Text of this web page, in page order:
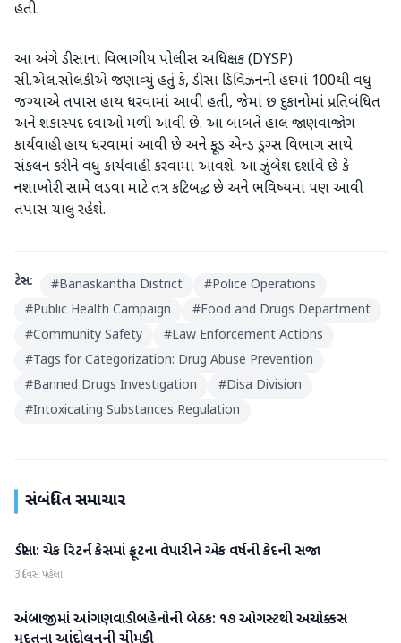
હતી.
આ અંગે ડીસાના વિભાગીય પોલીસ અધિક્ષક (DYSP)
સી.એલ.સોલંકીએ જણાવ્યું હતું કે, ડીસા ડિવિઝનની હદમાં 100થી વધુ
જગ્યાએ તપાસ હાથ ધરવામાં આવી હતી, જેમાં છ દુકાનોમાં પ્રતિબંધિત
અને શંકાસ્પદ દવાઓ મળી આવી છે. આ બાબતે હાલ જાણવાજોગ
કાર્યવાહી હાથ ધરવામાં આવી છે અને ફૂડ એન્ડ ડ્રગ્સ વિભાગ સાથે
સંકલન કરીને વધુ કાર્યવાહી કરવામાં આવશે. આ ઝુંબેશ દર્શાવે છે કે
નશાખોરી સામે લડવા માટે તંત્ર કટિબદ્ધ છે અને ભવિષ્યમાં પણ આવી
તપાસ ચાલુ રહેશે.
ટેગ્સ: #Banaskantha District #Police Operations
#Public Health Campaign #Food and Drugs Department
#Community Safety #Law Enforcement Actions
#Tags for Categorization: Drug Abuse Prevention
#Banned Drugs Investigation #Disa Division
#Intoxicating Substances Regulation
સંબંધિત સમાચાર
બનાસકાંઠા
ડીસા: ચેક રિટર્ન કેસમાં ફ્રૂટના વેપારીને એક વર્ષની કેદની સજા
3 દિવસ પહેલા
બનાસકાંઠા
અંબાજીમાં આંગણવાડી બહેનોની બેઠક: ૧૭ ઓગસ્ટથી અચોક્કસ